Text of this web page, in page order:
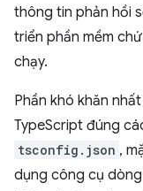
thông tin phản hồi
triển phần mềm
chạy.
Phần khó khăn
TypeScript đúng
tsconfig.json ,
dụng công cụ